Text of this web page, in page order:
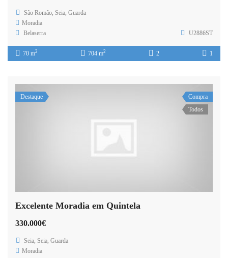
São Romão, Seia, Guarda
Moradia
Belaserra
U2886ST
70 m2 704 m2 2 1
Destaque
Compra
Todos
Excelente Moradia em Quintela
330.000€
Seia, Seia, Guarda
Moradia